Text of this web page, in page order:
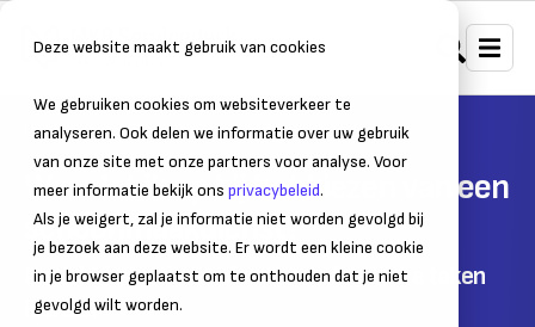
Deze website maakt gebruik van cookies
We gebruiken cookies om websiteverkeer te
analyseren. Ook delen we informatie over uw gebruik
van onze site met onze partners voor analyse. Voor
meer informatie bekijk ons privacybeleid.
Als je weigert, zal je informatie niet worden gevolgd bij
je bezoek aan deze website. Er wordt een kleine cookie
in je browser geplaatst om te onthouden dat je niet
gevolgd wilt worden.
Home Bedrijfsvoering Facilitair
Waar let ik op bij het kiezen van een
schoonmaakdienst?
Denk bij het uitbesteden van de facilitaire taken
hieraan